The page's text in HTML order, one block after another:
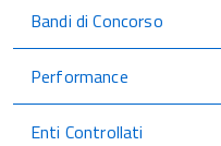
Bandi di Concorso
Performance
Enti Controllati